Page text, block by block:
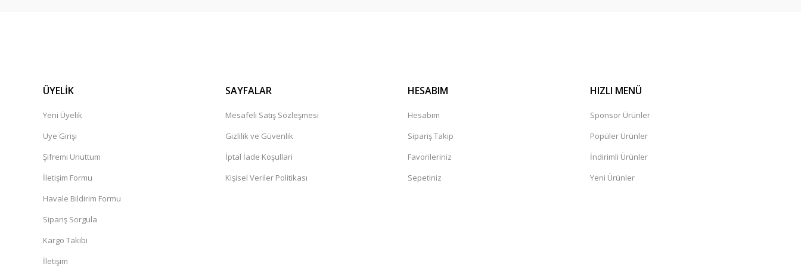
CSLED
ÜYELİK
Yeni Üyelik
Üye Girişi
Şifremi Unuttum
İletişim Formu
Havale Bildirim Formu
Sipariş Sorgula
Kargo Takibi
İletişim
SAYFALAR
Mesafeli Satış Sözleşmesi
Gizlilik ve Güvenlik
İptal İade Koşullari
Kişisel Veriler Politikası
HESABIM
Hesabım
Sipariş Takip
Favorileriniz
Sepetiniz
HIZLI MENÜ
Sponsor Ürünler
Popüler Ürünler
İndirimli Ürünler
Yeni Ürünler